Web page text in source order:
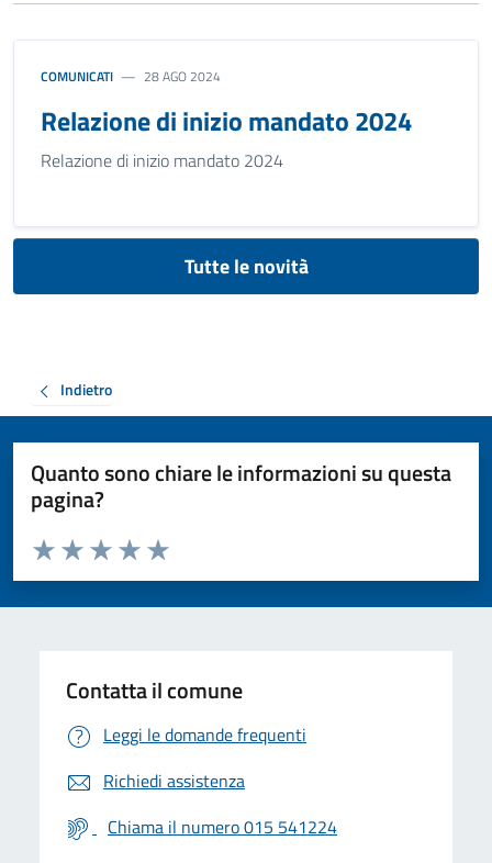
COMUNICATI 28 AGO 2024
Relazione di inizio mandato 2024
Relazione di inizio mandato 2024
Tutte le novità
Indietro
Quanto sono chiare le informazioni su questa
pagina?
Valuta da 1 a 5 stelle la pagina
Valuta 5 stelle su 5
Valuta 4 stelle su 5
Valuta 3 stelle su 5
Valuta 2 stelle su 5
Valuta 1 stelle su 5
Contatta il comune
Leggi le domande frequenti
Richiedi assistenza
Chiama il numero 015 541224